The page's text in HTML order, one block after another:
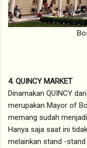
4. QUINCY MARKET
Dinamakan QUINCY
merupakan Mayor of
memang sudah
Hanya saja saat ini
melainkan stand -